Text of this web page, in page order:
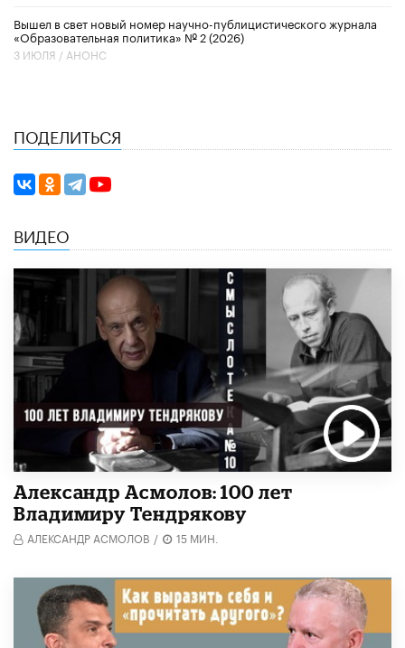
Вышел в свет новый номер научно-публицистического журнала
«Образовательная политика» № 2 (2026)
3 ИЮЛЯ / АНОНС
ПОДЕЛИТЬСЯ
ВИДЕО
Александр Асмолов: 100 лет
Владимиру Тендрякову
АЛЕКСАНДР АСМОЛОВ / 15 МИН.